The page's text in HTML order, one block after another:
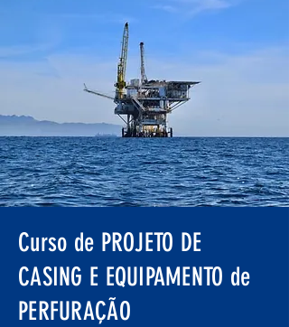
Curso de PROJETO DE
CASING E EQUIPAMENTO de
PERFURAÇÃO